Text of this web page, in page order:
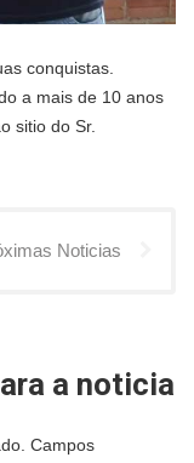
conquistas.
a mais de 10 anos
sitio do Sr.
Noticias
a noticia
Campos